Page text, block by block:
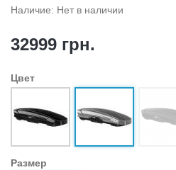
Наличие: Нет в наличии
32999 грн.
Цвет
Размер